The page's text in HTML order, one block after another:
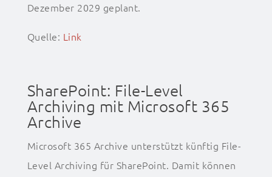
Dezember 2029 geplant.
Quelle: Link
SharePoint: File-Level
Archiving mit Microsoft 365
Archive
Microsoft 365 Archive unterstützt künftig File-
Level Archiving für SharePoint. Damit können